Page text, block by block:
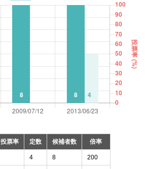
投票率 定数 候補者数 倍率
4 8 200